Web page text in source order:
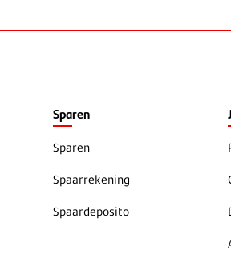
Sparen
Sparen
Spaarrekening
Spaardeposito